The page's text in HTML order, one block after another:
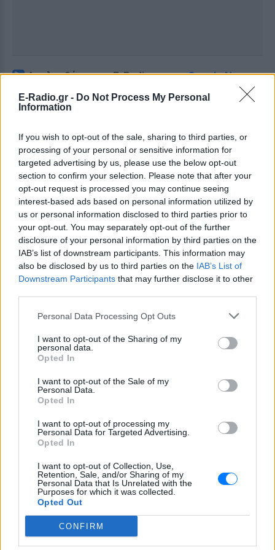
E-Radio.gr - Do Not Process My Personal
Information
If you wish to opt-out of the sale, sharing to third parties, or
processing of your personal or sensitive information for
targeted advertising by us, please use the below opt-out
section to confirm your selection. Please note that after your
opt-out request is processed you may continue seeing
interest-based ads based on personal information utilized by
us or personal information disclosed to third parties prior to
your opt-out. You may separately opt-out of the further
disclosure of your personal information by third parties on the
IAB’s list of downstream participants. This information may
also be disclosed by us to third parties on the IAB’s List of
Downstream Participants that may further disclose it to other
Personal Data Processing Opt Outs
I want to opt-out of the Sharing of my
personal data.
Opted In
I want to opt-out of the Sale of my
Personal Data.
Opted In
I want to opt-out of processing my
Personal Data for Targeted Advertising.
Opted In
I want to opt-out of Collection, Use,
Retention, Sale, and/or Sharing of my
Personal Data that Is Unrelated with the
Purposes for which it was collected.
Opted Out
CONFIRM
Ακολουθήστε το E-Radio.gr στοGoogle News
και μάθετε πρώτοι τα πιο hot νέα
ειδήσεων του E-Daily.gr
Ακολουθήστε το E-Radio.gr και στο Instagram
ΔΙΑΦΗΜΙΣΗ
ΔΕΙΤΕ ΕΠΙΣΗΣ
ΣΤΗΝ ΙΔΙΑ ΚΑΤΗΓΟΡΙΑ
Μυστράς: «Δεν ήταν οικονομικό